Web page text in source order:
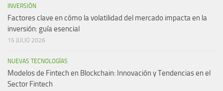
INVERSIÓN
Factores clave en cómo la volatilidad del mercado impacta en la
inversión: guía esencial
15 JULIO 2026
NUEVAS TECNOLOGÍAS
Modelos de Fintech en Blockchain: Innovación y Tendencias en el
Sector Fintech